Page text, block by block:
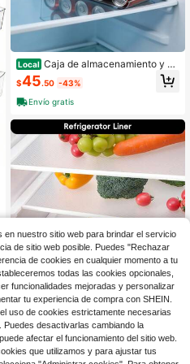
Local Caja de almacenamiento y or
ganización para refrigerador, incluy
e estante dispensador de latas de r
efrescos y bebidas, apta para refrig
eradores, congeladores, despensas,
cocinas, cuartos de servicio, encim
eras, esencial para el hogar y la ofic
ina, fácil de limpiar, caja de almace
namiento apilable
$45.50 -43%
Envío gratis
Ahorro de $6.83
Local Divisores lavables para refrig
erador - Tapetes impermeables y ol
eofóbicos para congeladores, estan
tes de vidrio, gabinetes y cajones -
Accesorios esenciales de almacena
$ 3.67 -65%
4-5 días hábiles
nuestro sitio web para brindar el servicio
de sitio web posible. Puedes "Rechazar
de cookies en cualquier momento a tu
todas las cookies opcionales,
funcionalidades mejoradas y personalizar
tu experiencia de compra con SHEIN.
uso de cookies estrictamente necesarias
desactivarlas cambiando la
afectar el funcionamiento del sitio web.
que utilizamos y para ajustar tus